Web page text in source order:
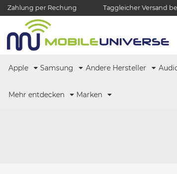
Zahlung per Rechung Taggleicher Versand
Apple Samsung Andere Hersteller
Mehr entdecken Marken